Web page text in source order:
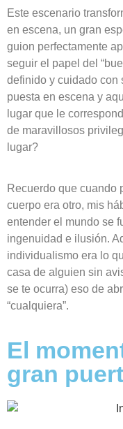
Este escenario
en escena, un gran
guion perfectamente
seguir el papel del
definido y cuidado con
puesta en escena y
lugar que le
de maravillosos
lugar?
Recuerdo que cuando
cuerpo era otro, mis
entender el mundo se
ingenuidad e ilusión.
individualismo era lo
casa de alguien sin
se te ocurra) eso de
“cualquiera”.
El
gran